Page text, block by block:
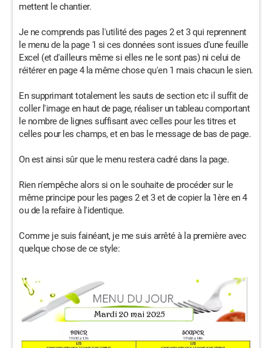
mettent le chantier.
Je ne comprends pas l'utilité des pages 2 et 3 qui reprennent
le menu de la page 1 si ces données sont issues d'une feuille
Excel (et d'ailleurs même si elles ne le sont pas) ni celui de
réitérer en page 4 la même chose qu'en 1 mais chacun le sien.
En supprimant totalement les sauts de section etc il suffit de
coller l'image en haut de page, réaliser un tableau comportant
le nombre de lignes suffisant avec celles pour les titres et
celles pour les champs, et en bas le message de bas de page.
On est ainsi sûr que le menu restera cadré dans la page.
Rien n'empêche alors si on le souhaite de procéder sur le
même principe pour les pages 2 et 3 et de copier la 1ère en 4
ou de la refaire à l'identique.
Comme je suis fainéant, je me suis arrêté à la première avec
quelque chose de ce style: